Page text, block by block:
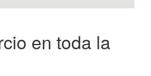
en toda la